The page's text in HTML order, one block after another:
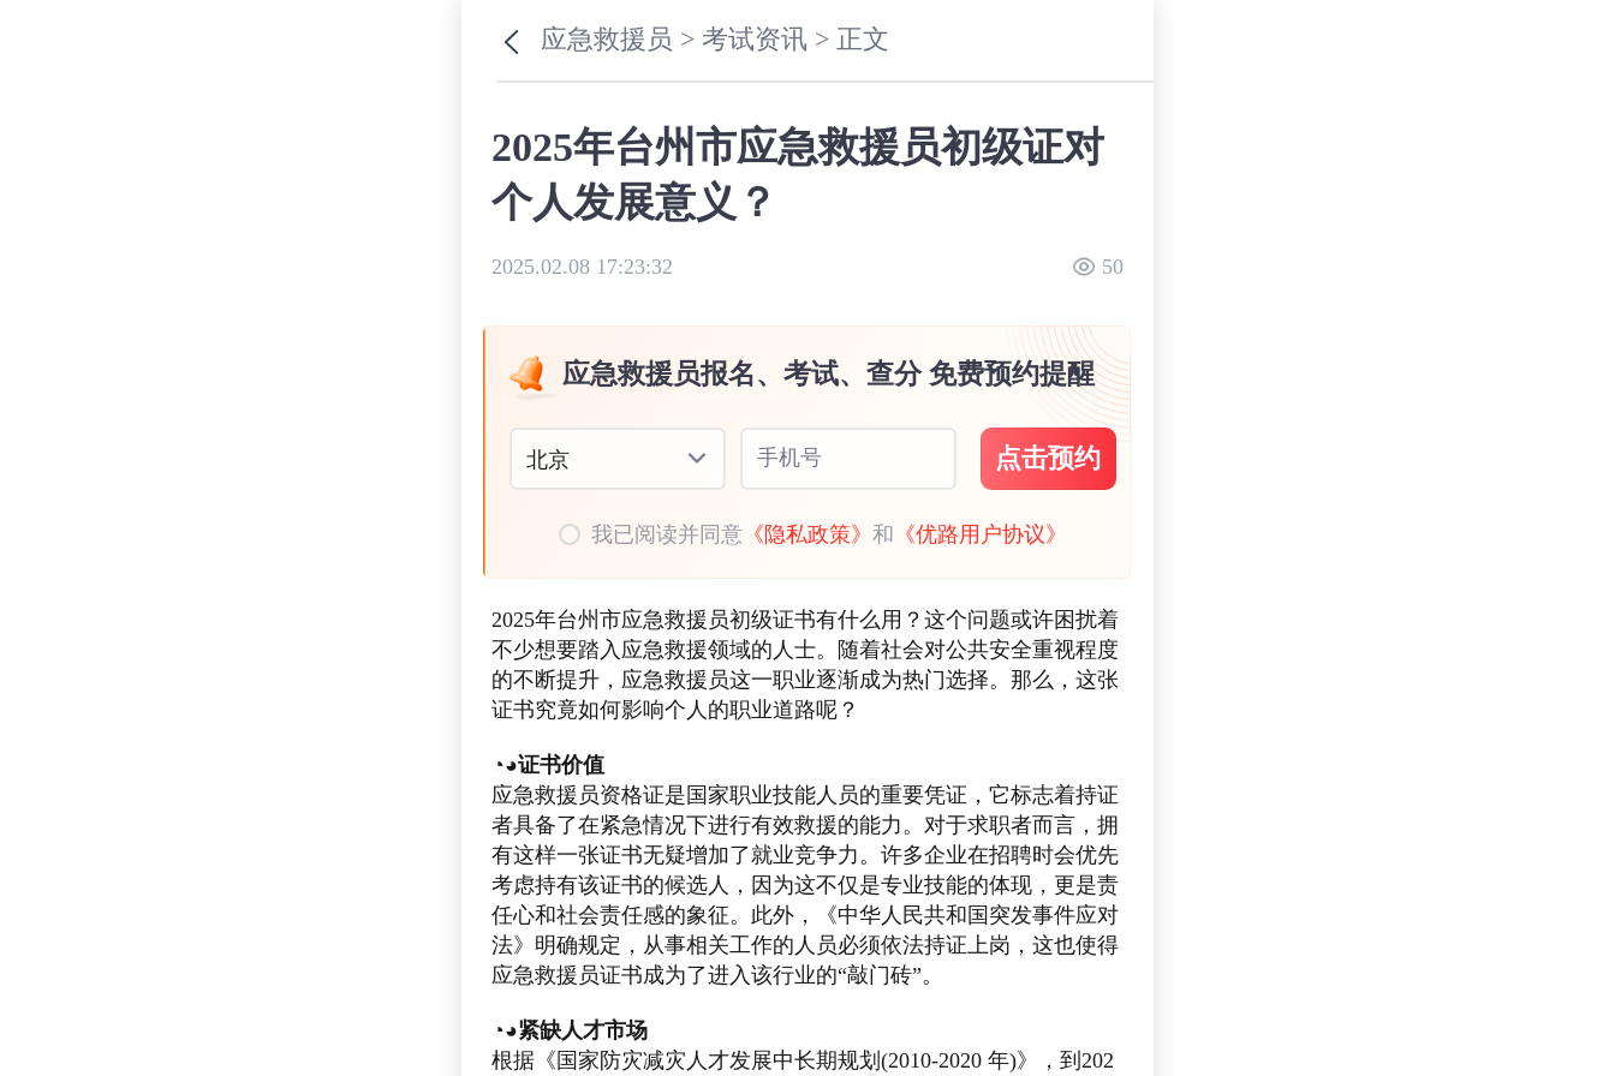
应急救援员 >考试资讯 > 正文
2025年台州市应急救援员初级证对
个人发展意义？
2025.02.08 17:23:32 50
应急救援员报名、考试、查分 免费预约提醒
北京 手机号 点击预约
我已阅读并同意 《隐私政策》和 《优路用户协议》
2025年台州市应急救援员初级证书有什么用？这个问题或许困扰着
不少想要踏入应急救援领域的人士。随着社会对公共安全重视程度
的不断提升，应急救援员这一职业逐渐成为热门选择。那么，这张
证书究竟如何影响个人的职业道路呢？
◔◕证书价值
应急救援员资格证是国家职业技能人员的重要凭证，它标志着持证
者具备了在紧急情况下进行有效救援的能力。对于求职者而言，拥
有这样一张证书无疑增加了就业竞争力。许多企业在招聘时会优先
考虑持有该证书的候选人，因为这不仅是专业技能的体现，更是责
任心和社会责任感的象征。此外，《中华人民共和国突发事件应对
法》明确规定，从事相关工作的人员必须依法持证上岗，这也使得
应急救援员证书成为了进入该行业的“敲门砖”。
◔◕紧缺人才市场
根据《国家防灾减灾人才发展中长期规划(2010-2020 年)》，到202